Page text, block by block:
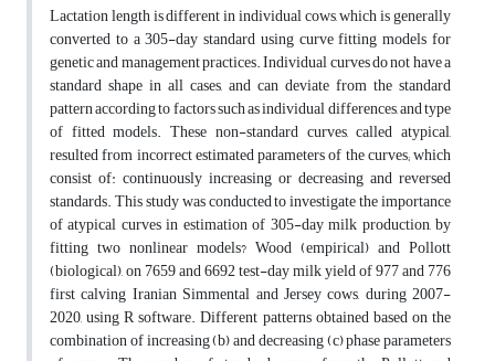
Lactation length is different in individual cows, which is generally
converted to a 305-day standard using curve fitting models for
genetic and management practices. Individual curves do not have a
standard shape in all cases, and can deviate from the standard
pattern according to factors such as individual differences, and type
of fitted models. These non-standard curves, called atypical,
resulted from incorrect estimated parameters of the curves; which
consist of: continuously increasing or decreasing and reversed
standards. This study was conducted to investigate the importance
of atypical curves in estimation of 305-day milk production, by
fitting two nonlinear models? Wood (empirical) and Pollott
(biological), on 7659 and 6692 test-day milk yield of 977 and 776
first calving Iranian Simmental and Jersey cows, during 2007-
2020, using R software. Different patterns obtained based on the
combination of increasing (b) and decreasing (c) phase parameters